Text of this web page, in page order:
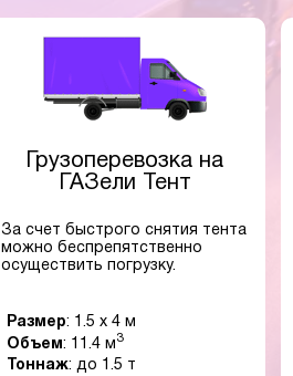
Грузоперевозка на
ГАЗели Тент
За счет быстрого снятия тента
можно беспрепятственно
осуществить погрузку.
Размер: 1.5 x 4 м
Объем: 11.4 м 3
Тоннаж: до 1.5 т